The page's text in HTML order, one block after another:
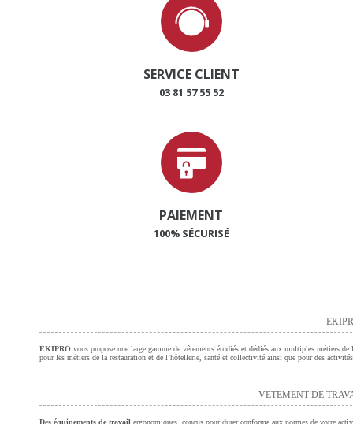
SERVICE CLIENT
03 81 57 55 52
PAIEMENT
100% SÉCURISÉ
EKIPROvous propose une large gamme de vêtements étudiés et dédiés aux multiples métiers
pour les métiers de la restauration et de l’hôtellerie, santé et collectivité ainsi que pour des
VETEMENT DE